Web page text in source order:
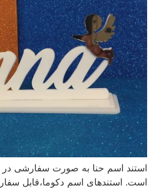
استند اسم حنا به صورت سفارشی
است. استندهای اسم دکوما،قابل